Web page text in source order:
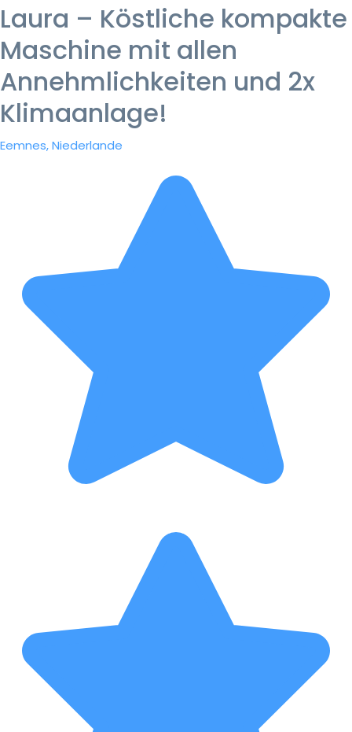
Laura – Köstliche kompakte
Maschine mit allen
Annehmlichkeiten und 2x
Klimaanlage!
Eemnes, Niederlande